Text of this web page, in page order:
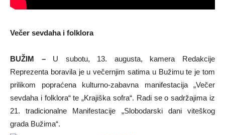
Večer sevdaha i folklora
BUŽIM –U subotu, 13. augusta, kamera Redakcije
Reprezenta boravila je u večernjim satima u Bužimu te je tom
prilikom popraćena kulturno-zabavna manifestacija „Večer
sevdaha i folklora“ te „Krajiška sofra“. Radi se o sadržajima iz
21. tradicionalne Manifestacije „Slobodarski dani viteškog
grada Bužima“.